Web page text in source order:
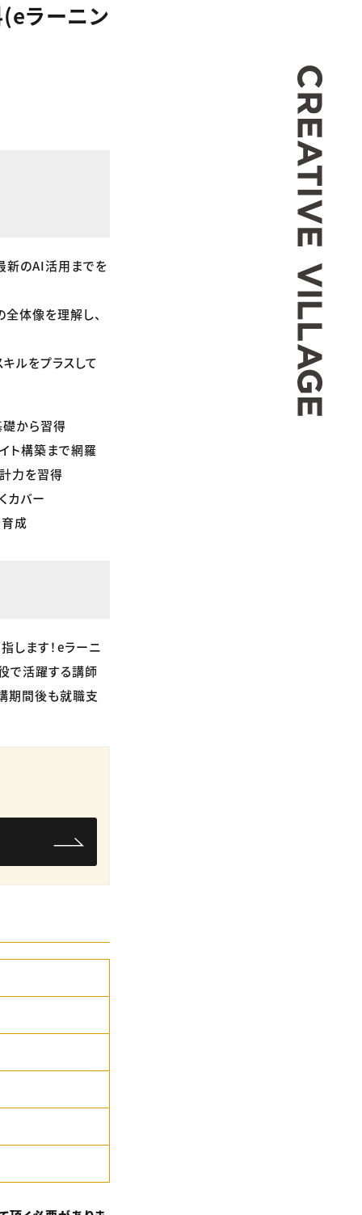
ラーニン
新のAI活用までを
体像を理解し、
ルをプラスして
から習得
ト構築まで網羅
力を習得
カバー
成
します！eラーニ
で活躍する講師
期間後も就職支